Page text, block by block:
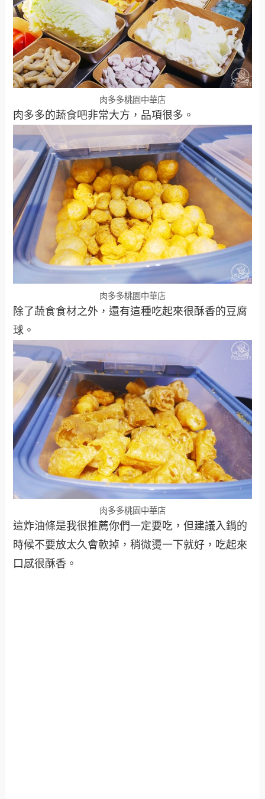
肉多多桃園中華店
肉多多的蔬食吧非常大方，品項很多。
肉多多桃園中華店
除了蔬食食材之外，還有這種吃起來很酥香的豆腐
球。
肉多多桃園中華店
這炸油條是我很推薦你們一定要吃，但建議入鍋的
時候不要放太久會軟掉，稍微燙一下就好，吃起來
口感很酥香。